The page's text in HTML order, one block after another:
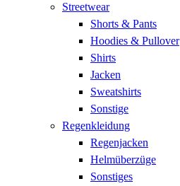
Streetwear
Shorts & Pants
Hoodies & Pullover
Shirts
Jacken
Sweatshirts
Sonstige
Regenkleidung
Regenjacken
Helmüberzüge
Sonstiges